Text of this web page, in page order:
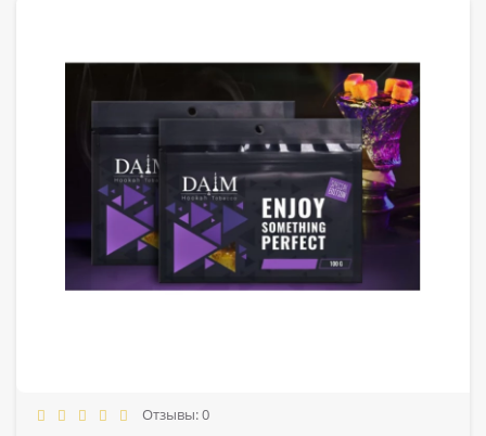
Отзывы: 0